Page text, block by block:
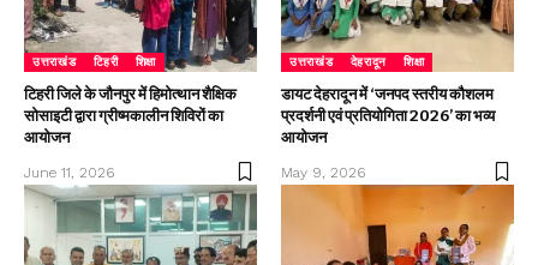
उत्तराखंड टिहरी शिक्षा
टिहरी जिले के जौनपुर में हिमोत्थान शैक्षिक
सोसाइटी द्वारा ग्रीष्मकालीन शिविरों का
आयोजन
June 11, 2026
उत्तराखंड देहरादून शिक्षा
डायट देहरादून में ‘जनपद स्तरीय कौशलम
प्रदर्शनी एवं प्रतियोगिता 2026’ का भव्य
आयोजन
May 9, 2026